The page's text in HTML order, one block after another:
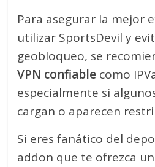
Para asegurar la mejor
utilizar SportsDevil y
geobloqueo, se
VPN confiable como
especialmente si
cargan o aparecen
Si eres fanático del
addon que te ofrezca